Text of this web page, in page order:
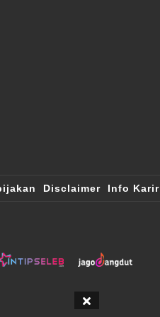
Disclaimer Info Karir